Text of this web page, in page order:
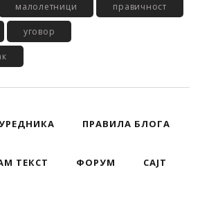
малолетници правичност
уговор
ПРАВИЛА БЛОГА
ТЕКСТ ФОРУМ САЈТ